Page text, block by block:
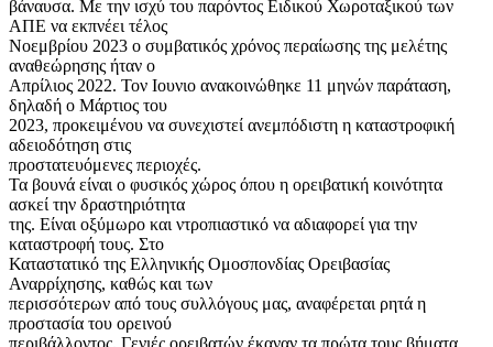
βάναυσα. Με την ισχύ του παρόντος Ειδικού Χωροταξικού των
ΑΠΕ να εκπνέει τέλος
Νοεμβρίου 2023 ο συμβατικός χρόνος περαίωσης της μελέτης
αναθεώρησης ήταν ο
Απρίλιος 2022. Τον Ιουνιο ανακοινώθηκε 11 μηνών παράταση,
δηλαδή ο Μάρτιος του
2023, προκειμένου να συνεχιστεί ανεμπόδιστη η καταστροφική
αδειοδότηση στις
προστατευόμενες περιοχές.
Τα βουνά είναι ο φυσικός χώρος όπου η ορειβατική κοινότητα
ασκεί την δραστηριότητα
της. Είναι οξύμωρο και ντροπιαστικό να αδιαφορεί για την
καταστροφή τους. Στο
Καταστατικό της Ελληνικής Ομοσπονδίας Ορειβασίας
Αναρρίχησης, καθώς και των
περισσότερων από τους συλλόγους μας, αναφέρεται ρητά η
προστασία του ορεινού